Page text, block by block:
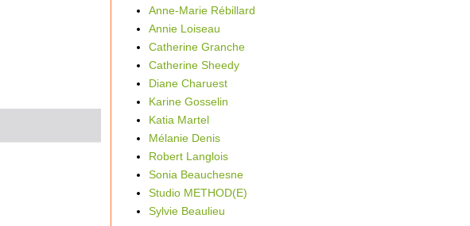
Anne-Marie Rébillard
Annie Loiseau
Catherine Granche
Catherine Sheedy
Diane Charuest
Karine Gosselin
Katia Martel
Mélanie Denis
Robert Langlois
Sonia Beauchesne
Studio METHOD(E)
Sylvie Beaulieu